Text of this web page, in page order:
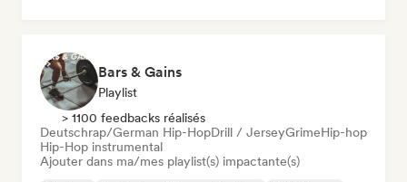
Bars & Gains
Playlist
> 1100 feedbacks réalisés
Deutschrap/German Hip-HopDrill / JerseyGrimeHip-hop
Hip-Hop instrumental
Ajouter dans ma/mes playlist(s) impactante(s)